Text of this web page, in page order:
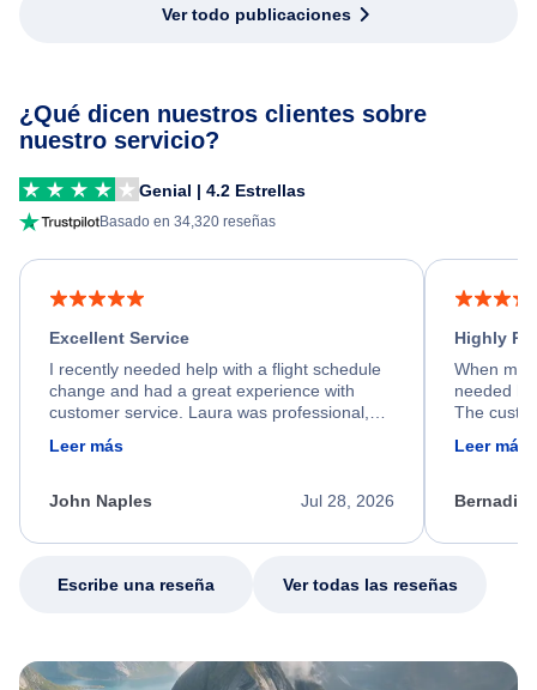
Ver todo publicaciones
¿Qué dicen nuestros clientes sobre
nuestro servicio?
Genial | 4.2 Estrellas
Basado en 34,320 reseñas
Excellent Service
I recently needed help with a flight schedule
change and had a great experience with
customer service. Laura was professional,
friendly, and very helpful throughout the
process. She quickly found a solution and
appreciate her excellent service.
Leer más
Jul 28, 2026
John Naples
Highly
When my
needed
The
calm,
my issue.
Leer más
Escribe una reseña Ver todas las reseñas